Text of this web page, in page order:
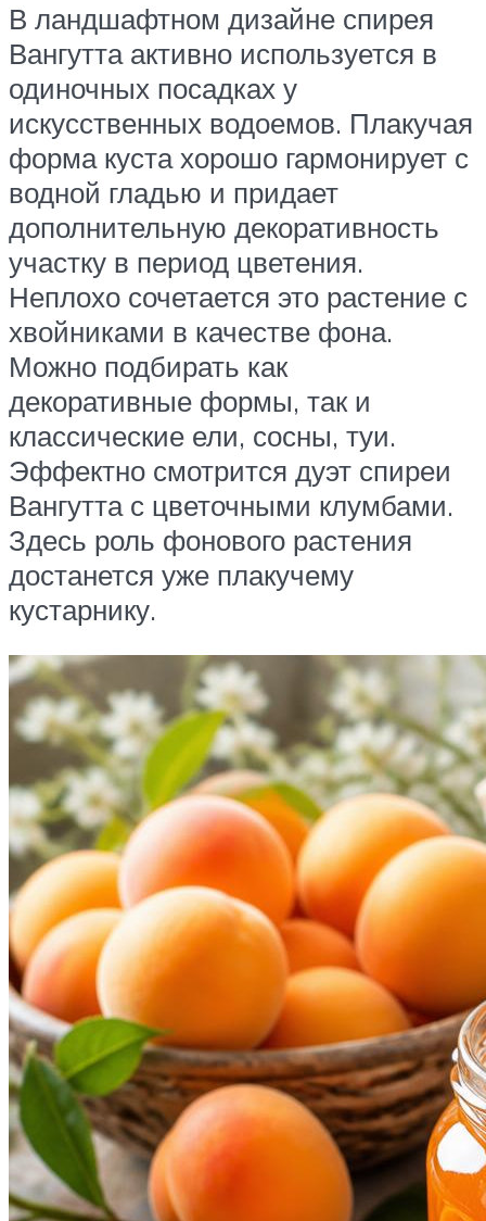
В ландшафтном дизайне спирея
Вангутта активно используется в
одиночных посадках у
искусственных водоемов. Плакучая
форма куста хорошо гармонирует с
водной гладью и придает
дополнительную декоративность
участку в период цветения.
Неплохо сочетается это растение с
хвойниками в качестве фона.
Можно подбирать как
декоративные формы, так и
классические ели, сосны, туи.
Эффектно смотрится дуэт спиреи
Вангутта с цветочными клумбами.
Здесь роль фонового растения
достанется уже плакучему
кустарнику.